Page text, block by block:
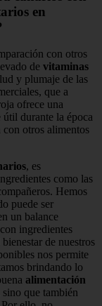
en
con otros
de vitaminas
y plumaje de las
que a
ofrece una
útil durante la época
otros alimentos
, es
como las
Hemos
puede ser
un balance
ingredientes
de nuestros
nos permite
brindando lo
alimentación
que también